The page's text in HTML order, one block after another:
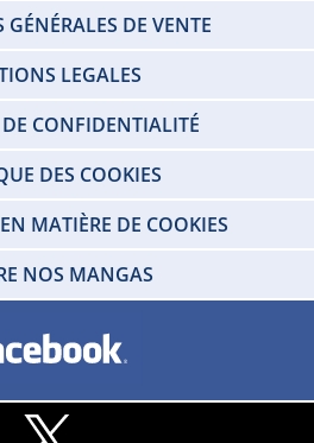
DE VENTE
LEGALES
CONFIDENTIALITÉ
DES COOKIES
MATIÈRE DE COOKIES
NOS MANGAS